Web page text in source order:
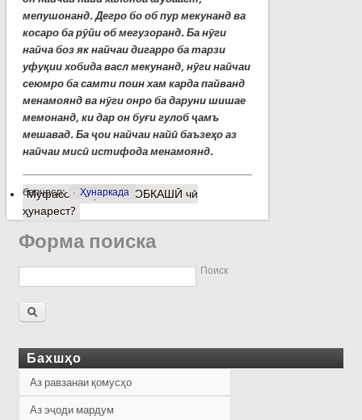
мепушонанд. Дегро бо об пур мекунанд ва
косаро ба рӯйи об мегузоранд. Ба нӯги
найча боз як найчаи дигарро ба тарзи
уфуқии хобида васл мекунанд, нӯги найчаи
сеюмро ба самти поин хам карда пайванд
менамоянд ва нӯги онро ба даруни шишае
мемонанд, ки дар он буғи гулоб ҷамъ
мешавад. Ба ҷои найчаи найӣ баъзеҳо аз
найчаи мисӣ истифода менамоянд.
барчасп: Ҳунаркада
Муфассалтаро ГУЛОБКАШӢ чӣ
ҳунарест?
Форма поиска
Поиск
Бахшҳо
Аз равзанаи қомусҳо
Аз эҷоди мардум